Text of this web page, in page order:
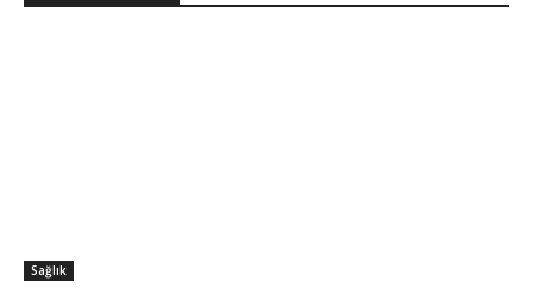
Sağlık